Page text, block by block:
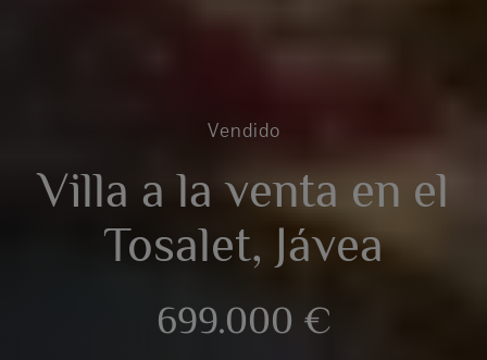
Vendido
Villa a la venta en el
Tosalet, Jávea
699.000 €